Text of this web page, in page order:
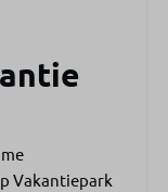
Vakantiepark